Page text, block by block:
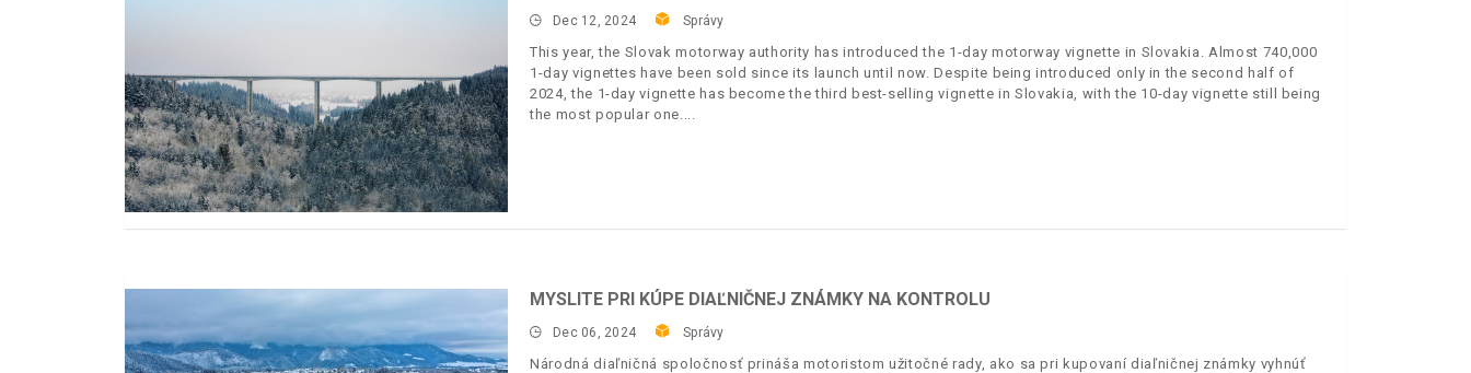
Dec 12, 2024 Správy
This year, the Slovak motorway authority has introduced the 1-day motorway vignette in Slovakia. Almost 740,000
1-day vignettes have been sold since its launch until now. Despite being introduced only in the second half of
2024, the 1-day vignette has become the third best-selling vignette in Slovakia, with the 10-day vignette still being
the most popular one.
MYSLITE PRI KÚPE DIAĽNIČNEJ ZNÁMKY NA KONTROLU
Dec 06, 2024 Správy
Národná diaľničná spoločnosť prináša motoristom užitočné rady, ako sa pri kupovaní diaľničnej známky vyhnúť